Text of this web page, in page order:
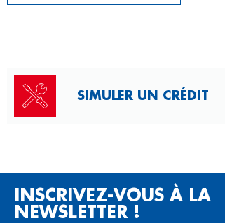
SIMULER UN CRÉDIT
INSCRIVEZ-VOUS À LA
NEWSLETTER !